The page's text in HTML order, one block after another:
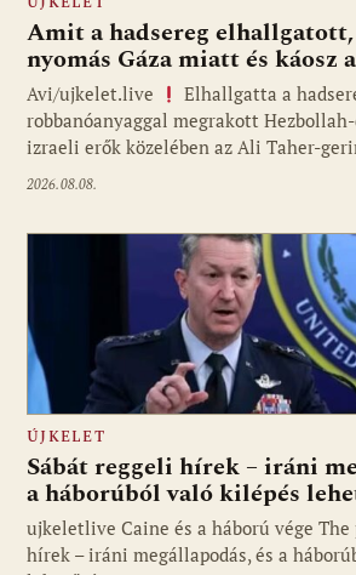
Amit a hadsereg
nyomás Gáza miatt és káosz
Avi/ujkelet.live
Elhallgatta a
robbanóanyaggal megrakott
izraeli erők közelében az Ali Taher-
2026.08.08.
Fotó: ujkelet.live
ÚJKELET
Sábát reggeli hírek – iráni
a háborúból való kilépés
ujkeletlive Caine és a háború vége The
hírek – iráni megállapodás, és a